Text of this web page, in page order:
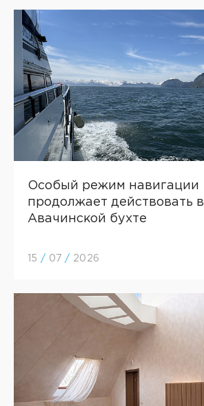
Особый режим навигации
продолжает действовать в
Авачинской бухте
15 / 07 / 2026